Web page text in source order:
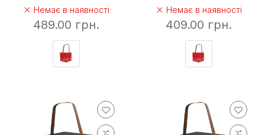
Немає в наявності
489.00 грн.
Немає в наявності
409.00 грн.